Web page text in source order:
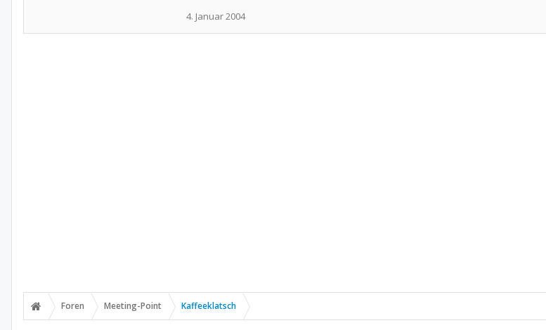
4. Januar 2004
Foren Meeting-Point Kaffeeklatsch